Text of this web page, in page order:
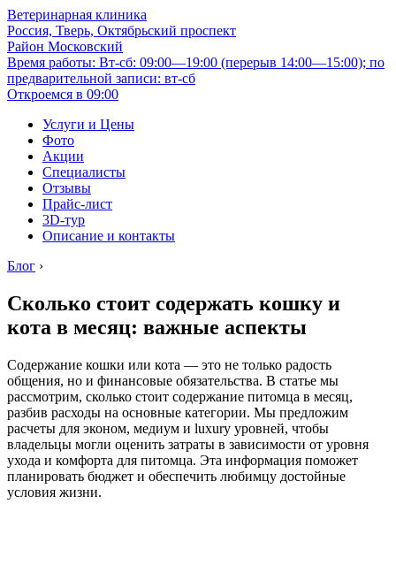
Ветеринарная клиника
Россия, Тверь, Октябрьский проспект
Район Московский
Время работы: Вт-сб: 09:00—19:00 (перерыв 14:00—15:00); по
предварительной записи: вт-сб
Откроемся в 09:00
Услуги и Цены
Фото
Акции
Специалисты
Отзывы
Прайс-лист
3D-тур
Описание и контакты
Блог ›
Сколько стоит содержать кошку и
кота в месяц: важные аспекты
Содержание кошки или кота — это не только радость
общения, но и финансовые обязательства. В статье мы
рассмотрим, сколько стоит содержание питомца в месяц,
разбив расходы на основные категории. Мы предложим
расчеты для эконом, медиум и luxury уровней, чтобы
владельцы могли оценить затраты в зависимости от уровня
ухода и комфорта для питомца. Эта информация поможет
планировать бюджет и обеспечить любимцу достойные
условия жизни.